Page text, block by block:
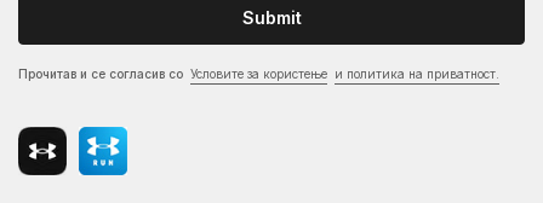
Submit
Прочитав и се согласив со Условите за користење и политика на приватност.